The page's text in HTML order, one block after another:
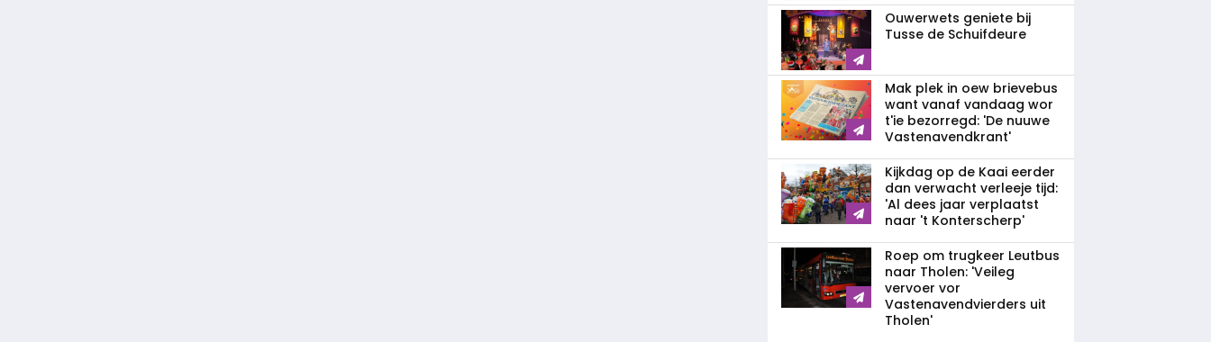
Ouwerwets geniete bij
Tusse de Schuifdeure
Mak plek in oew brievebus
want vanaf vandaag wor
t'ie bezorregd: 'De nuuwe
Vastenavendkrant'
Kijkdag op de Kaai eerder
dan verwacht verleeje tijd:
'Al dees jaar verplaatst
naar 't Konterscherp'
Roep om trugkeer Leutbus
naar Tholen: 'Veileg
vervoer vor
Vastenavendvierders uit
Tholen'